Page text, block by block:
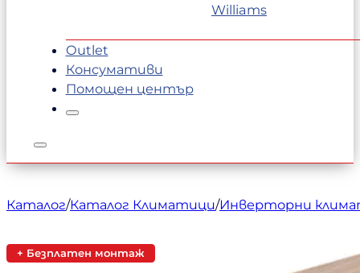
Williams
Outlet
Консумативи
Помощен център
Каталог/Каталог Климатици/Инверторни
+ Безплатен монтаж